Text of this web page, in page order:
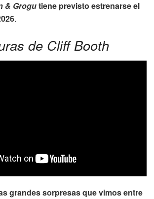
& Grogutiene previsto estrenarse el
.
de Cliff Booth
grandes sorpresas que vimos entre